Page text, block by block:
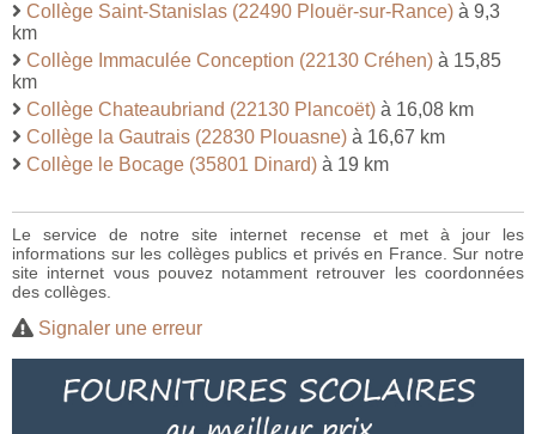
Collège Saint-Stanislas (22490 Plouër-sur-Rance) à 9,3
km
Collège Immaculée Conception (22130 Créhen) à 15,85
km
Collège Chateaubriand (22130 Plancoët) à 16,08 km
Collège la Gautrais (22830 Plouasne) à 16,67 km
Collège le Bocage (35801 Dinard) à 19 km
Le service de notre site internet recense et met à jour les
informations sur les collèges publics et privés en France. Sur notre
site internet vous pouvez notamment retrouver les coordonnées
des collèges.
Signaler une erreur